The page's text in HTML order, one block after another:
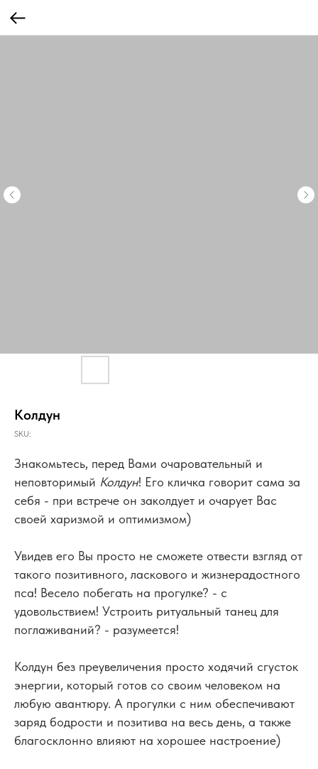
Колдун
SKU:
Знакомьтесь, перед Вами очаровательный и
неповторимый Колдун! Его кличка говорит сама за
себя - при встрече он заколдует и очарует Вас
своей харизмой и оптимизмом)
Увидев его Вы просто не сможете отвести взгляд от
такого позитивного, ласкового и жизнерадостного
пса! Весело побегать на прогулке? - с
удовольствием! Устроить ритуальный танец для
поглаживаний? - разумеется!
Колдун без преувеличения просто ходячий сгусток
энергии, который готов со своим человеком на
любую авантюру. А прогулки с ним обеспечивают
заряд бодрости и позитива на весь день, а также
благосклонно влияют на хорошее настроение)